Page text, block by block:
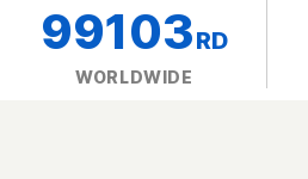
99103RD
WORLDWIDE